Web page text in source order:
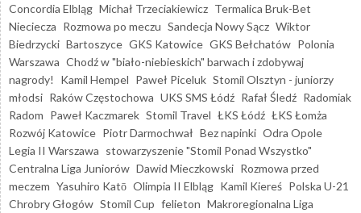
Concordia Elbląg Michał Trzeciakiewicz Termalica Bruk-Bet
Nieciecza Rozmowa po meczu Sandecja Nowy Sącz Wiktor
Biedrzycki Bartoszyce GKS Katowice GKS Bełchatów Polonia
Warszawa Chodź w "biało-niebieskich" barwach i zdobywaj
nagrody!
Kamil Hempel Paweł Piceluk Stomil Olsztyn - juniorzy
młodsi Raków Częstochowa UKS SMS Łódź Rafał Śledź Radomiak
Radom Paweł Kaczmarek Stomil Travel ŁKS Łódź ŁKS Łomża
Rozwój Katowice Piotr Darmochwał Bez napinki Odra Opole
Legia II Warszawa stowarzyszenie "Stomil Ponad Wszystko"
Centralna Liga Juniorów Dawid Mieczkowski Rozmowa przed
meczem Yasuhiro Katō Olimpia II Elbląg Kamil Kiereś Polska U-21
Chrobry Głogów Stomil Cup felieton Makroregionalna Liga